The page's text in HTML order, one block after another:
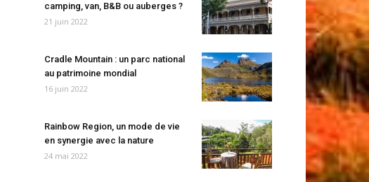
camping, van, B&B ou auberges ?
21 juin 2022
Cradle Mountain : un parc national
au patrimoine mondial
16 juin 2022
Rainbow Region, un mode de vie
en synergie avec la nature
24 mai 2022